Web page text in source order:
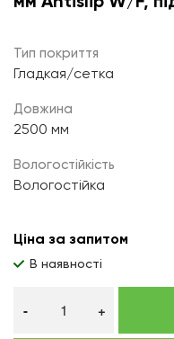
Тип покриття
Гладкая/сетка
Довжина
2500 мм
Вологостійкість
Вологостійка
Ціна за запитом
В наявності